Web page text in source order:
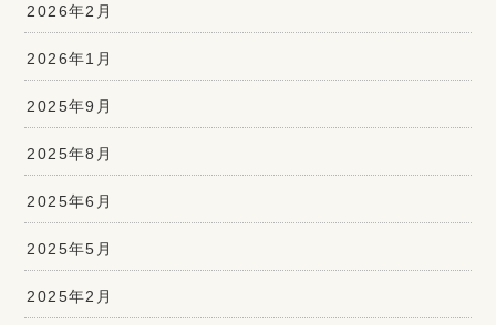
2026年2月
2026年1月
2025年9月
2025年8月
2025年6月
2025年5月
2025年2月